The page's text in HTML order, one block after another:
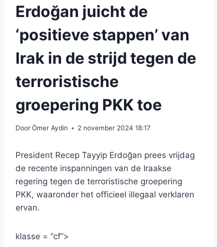
Erdoğan juicht de
‘positieve stappen’ van
Irak in de strijd tegen de
terroristische
groepering PKK toe
DoorÖmer Aydin 2 november 2024 18:17
President Recep Tayyip Erdoğan prees vrijdag
de recente inspanningen van de Iraakse
regering tegen de terroristische groepering
PKK, waaronder het officieel illegaal verklaren
ervan.
klasse = “cf”>